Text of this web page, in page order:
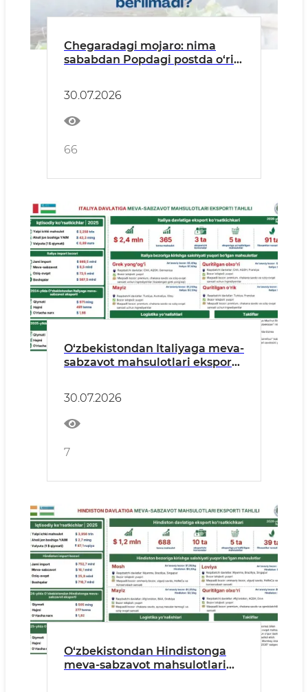
Chegaradagi mojaro: nima
sababdan Popdagi postda o‘rik
30.07.2026
66
O‘zbekistondan Italiyaga meva-
sabzavot mahsulotlari eksporti:
30.07.2026
7
O‘zbekistondan Hindistonga
meva-sabzavot mahsulotlari